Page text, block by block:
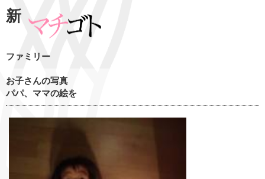
新
ファミリー
お子さんの写真
パパ、ママの絵を